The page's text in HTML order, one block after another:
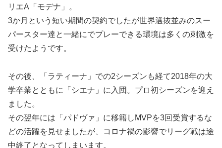
リエA「モデナ」。
3か月という短い期間の契約でしたが世界選抜並みのスー
パースター達と一緒にでプレーできる環境は多くの刺激を
受けたようです。
その後、「ラティーナ」での2シーズンも経て2018年の大
学卒業とともに「シエナ」に入団。プロ初シーズンを迎え
ました。
その翌年には「パドヴァ」に移籍しMVPを3回受賞するな
どの活躍を見せましたが、コロナ禍の影響でリーグ戦は途
中終了となってしまいます。